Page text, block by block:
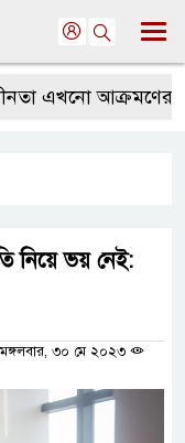
এখনো আক্রমণের
নিয়ে ভয় নেই:
৩০ মে ২০২৩